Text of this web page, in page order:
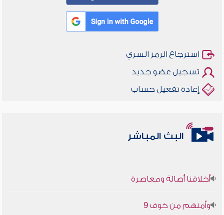
استرجاع الرمز السري
تسجيل عضو جديد
إعادة تفعيل حساب
البث المباشر
أخلاقنا أصالة ومعاصرة
وأمنهم من خوف 9